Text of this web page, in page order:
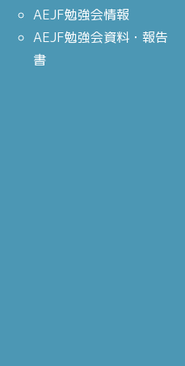
AEJF勉強会情報
AEJF勉強会資料・報告
書